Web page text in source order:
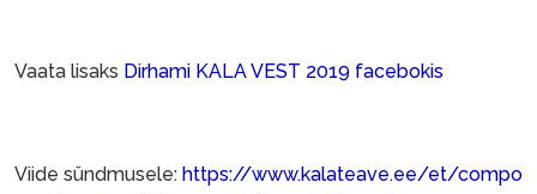
Vaata lisaks Dirhami KALA VEST 2019 facebokis
Viide sündmusele: https://www.kalateave.ee/et/compo